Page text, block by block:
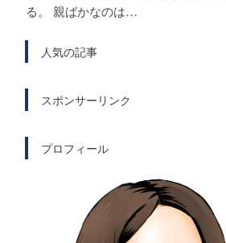
る。 親ばかなのは…
人気の記事
スポンサーリンク
プロフィール